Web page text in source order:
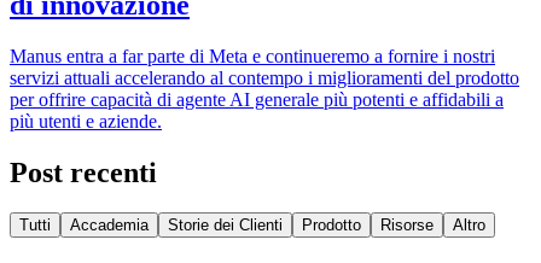
Manus entra a far parte di Meta e continueremo a fornire i nostri
servizi attuali accelerando al contempo i miglioramenti del prodotto
per offrire capacità di agente AI generale più potenti e affidabili a
più utenti e aziende.
Post recenti
Tutti Accademia Storie dei Clienti Prodotto Risorse Altro